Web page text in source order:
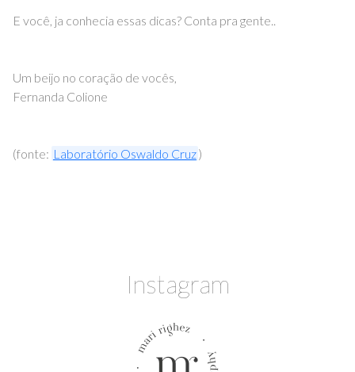
E você, ja conhecia essas dicas? Conta pra gente..
Um beijo no coração de vocês,
Fernanda Colione
(fonte: Laboratório Oswaldo Cruz)
Instagram